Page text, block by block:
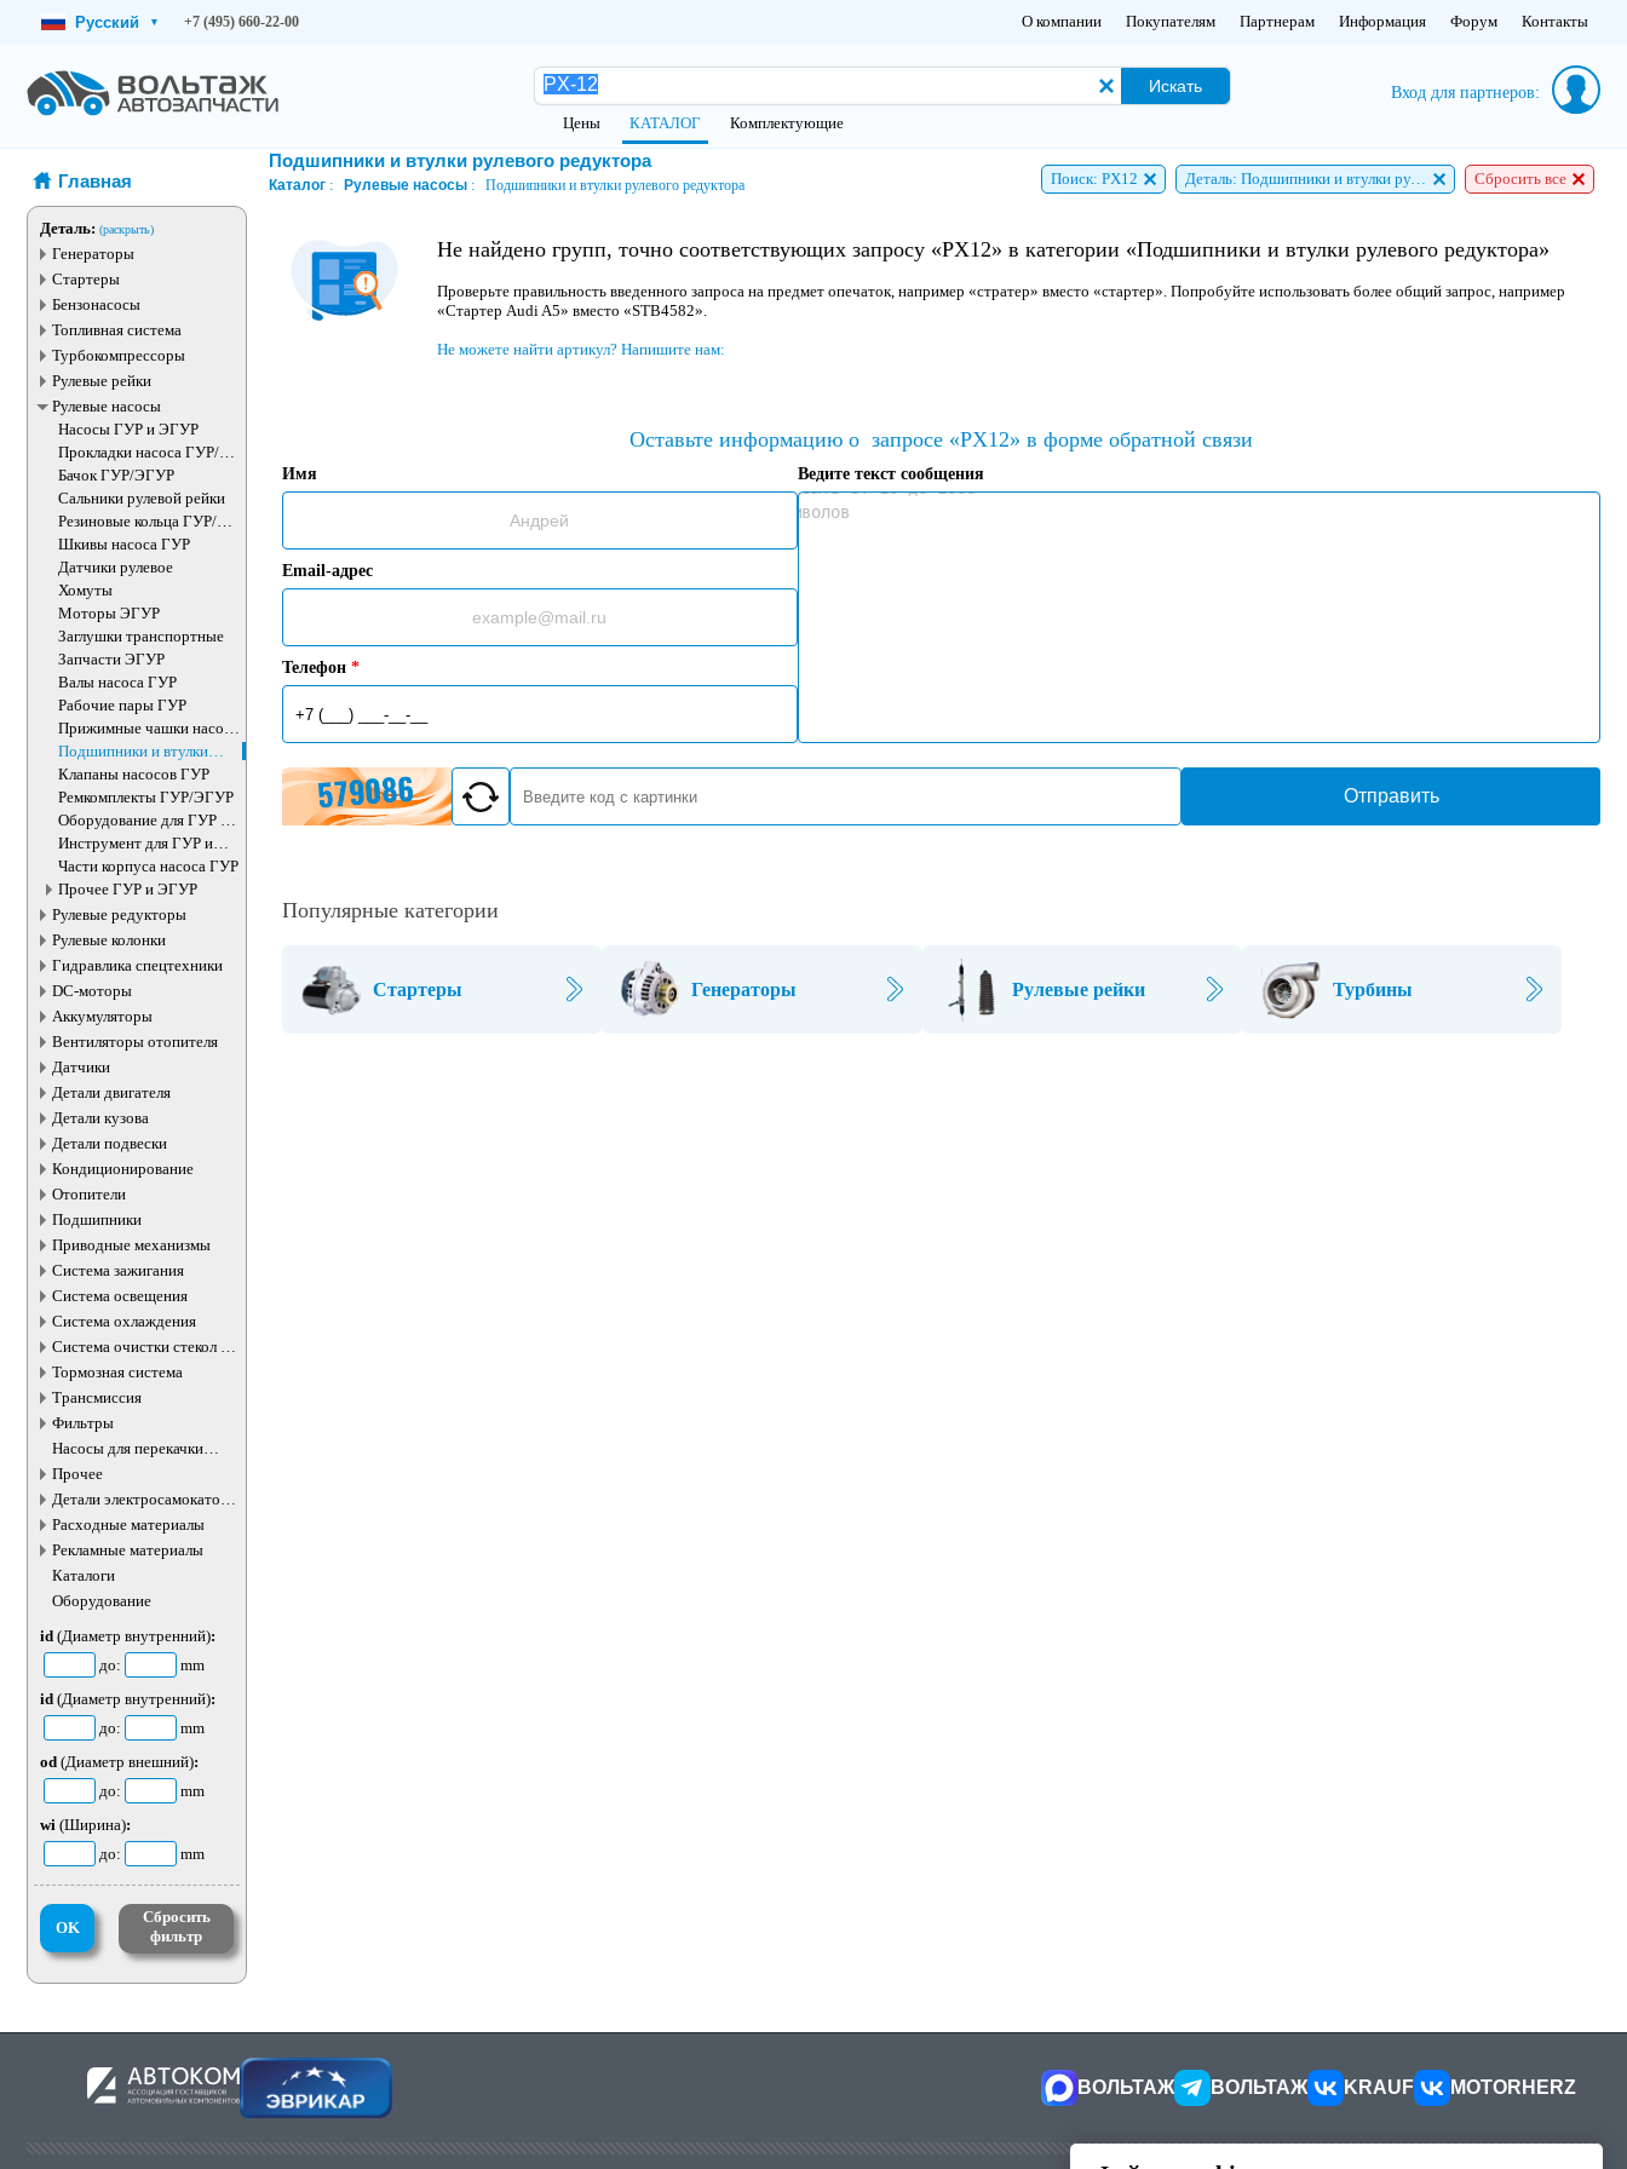
Русский ▾ +7 (495) 660-22-00 О компании Покупателям Партнерам Информация Форум Контакты
Искать
Цены КАТАЛОГ Комплектующие
Вход для партнеров:
Главная
Деталь: (раскрыть)
Генераторы
Стартеры
Бензонасосы
Топливная система
Турбокомпрессоры
Рулевые рейки
Рулевые насосы
Насосы ГУР и ЭГУР
Прокладки насоса ГУР/
ЭГУР
Бачок ГУР/ЭГУР
Сальники рулевой рейки
Резиновые кольца ГУР/
ЭГУР
Шкивы насоса ГУР
Датчики рулевое
Хомуты
Моторы ЭГУР
Заглушки транспортные
Запчасти ЭГУР
Валы насоса ГУР
Рабочие пары ГУР
Прижимные чашки насоса
ГУР
Подшипники и втулки
рулевого редуктора
Клапаны насосов ГУР
Ремкомплекты ГУР/ЭГУР
Оборудование для ГУР и
ЭУР
Инструмент для ГУР и
ЭУР
Части корпуса насоса ГУР
Прочее ГУР и ЭГУР
Рулевые редукторы
Рулевые колонки
Гидравлика спецтехники
DC-моторы
Аккумуляторы
Вентиляторы отопителя
Датчики
Детали двигателя
Детали кузова
Детали подвески
Кондиционирование
Отопители
Подшипники
Приводные механизмы
Система зажигания
Система освещения
Система охлаждения
Система очистки стекол и
фар
Тормозная система
Трансмиссия
Фильтры
Насосы для перекачки
жидкостей
Прочее
Детали электросамокатов и
электротранспорта
Расходные материалы
Рекламные материалы
Каталоги
Оборудование
id (Диаметр внутренний):
до:
mm
id (Диаметр внутренний):
до:
mm
od (Диаметр внешний):
до:
mm
wi (Ширина):
до:
mm
OK
Сбросить
фильтр
Подшипники и втулки рулевого редуктора
Каталог Рулевые насосы Подшипники и втулки рулевого редуктора Поиск: PX12 Деталь: Подшипники и втулки рулевого редуктора Сбросить все
Не найдено групп, точно соответствующих запросу «PX12» в категории «Подшипники и втулки рулевого редуктора»
Проверьте правильность введенного запроса на предмет опечаток, например «стратер» вместо «стартер». Попробуйте использовать более общий запрос, например
«Стартер Audi A5» вместо «STB4582».
Не можете найти артикул? Напишите нам:
Оставьте информацию о запросе «PX12» в форме обратной связи
Имя
Email-адрес
Телефон *
Ведите текст сообщения
Отправить
Популярные категории
Стартеры Генераторы Рулевые рейки Турбины
ВОЛЬТАЖ ВОЛЬТАЖ KRAUF MOTORHERZ